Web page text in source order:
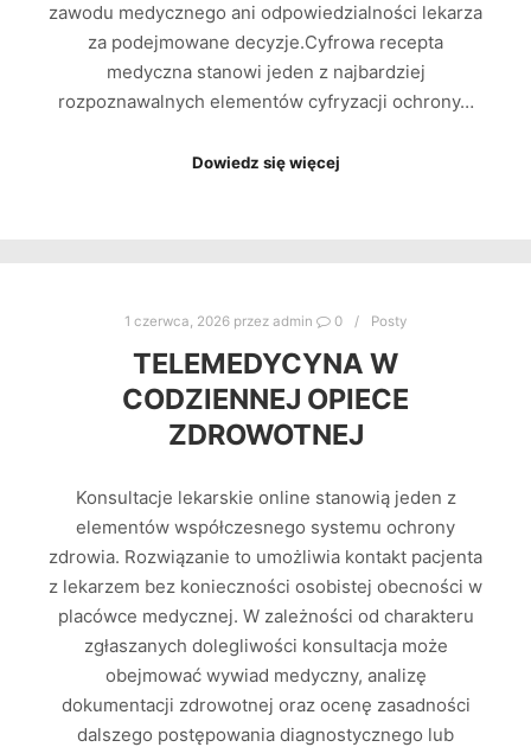
zawodu medycznego ani odpowiedzialności lekarza
za podejmowane decyzje.Cyfrowa recepta
medyczna stanowi jeden z najbardziej
rozpoznawalnych elementów cyfryzacji ochrony…
Dowiedz się więcej
1 czerwca, 2026 przez admin 0 Posty
TELEMEDYCYNA W
CODZIENNEJ OPIECE
ZDROWOTNEJ
Konsultacje lekarskie online stanowią jeden z
elementów współczesnego systemu ochrony
zdrowia. Rozwiązanie to umożliwia kontakt pacjenta
z lekarzem bez konieczności osobistej obecności w
placówce medycznej. W zależności od charakteru
zgłaszanych dolegliwości konsultacja może
obejmować wywiad medyczny, analizę
dokumentacji zdrowotnej oraz ocenę zasadności
dalszego postępowania diagnostycznego lub